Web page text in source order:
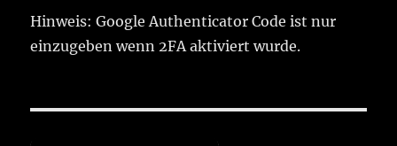
Hinweis: Google Authenticator Code ist nur
einzugeben wenn 2FA aktiviert wurde.